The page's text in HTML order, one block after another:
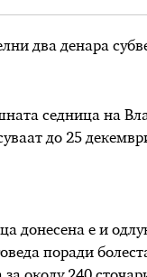
два денара
седница на
до 25
донесена е и
поради